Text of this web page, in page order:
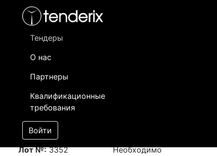
Тендеры
О нас
Партнеры
Квалификационные
требования
Войти
- активный лот
- сохраненный лот (не опубликован)
Закупка: Перевозка
г.Химки (РФ) -
г.Шымкент (РК)
[Завершен]
Победитель выбран
Лот №:3352
Необходимо